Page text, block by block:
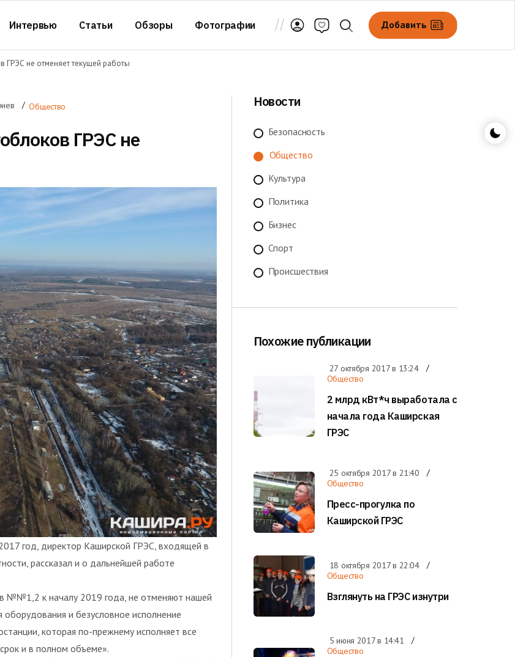
Интервью Статьи Обзоры Фотографии Добавить
ГРЭС не отменяет текущей работы
Общество
ГРЭС не
год, директор Каширской ГРЭС, входящей в
рассказал и о дальнейшей работе
№№1,2 к началу 2019 года, не отменяют нашей
и безусловное исполнение
которая по-прежнему исполняет все
и в полном объеме».
Новости
Безопасность
Общество
Культура
Политика
Бизнес
Спорт
Происшествия
Похожие публикации
27 октября 2017 в 13:24
Общество
2 млрд кВт*ч выработала с
начала года Каширская
ГРЭС
25 октября 2017 в 21:40
Общество
Пресс-прогулка по
Каширской ГРЭС
18 октября 2017 в 22:04
Общество
Взглянуть на ГРЭС изнутри
5 июня 2017 в 14:41
Общество